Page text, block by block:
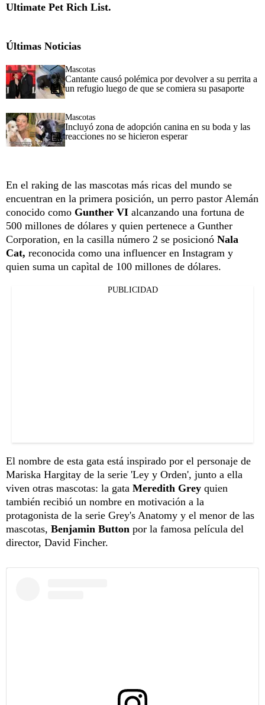
Ultimate Pet Rich List.
Últimas Noticias
Mascotas
Cantante causó polémica por devolver a su perrita a
un refugio luego de que se comiera su pasaporte
Mascotas
Incluyó zona de adopción canina en su boda y las
reacciones no se hicieron esperar
En el raking de las mascotas más ricas del mundo se
encuentran en la primera posición, un perro pastor Alemán
conocido como Gunther VI alcanzando una fortuna de
500 millones de dólares y quien pertenece a Gunther
Corporation, en la casilla número 2 se posicionó Nala
Cat, reconocida como una influencer en Instagram y
quien suma un capìtal de 100 millones de dólares.
PUBLICIDAD
El nombre de esta gata está inspirado por el personaje de
Mariska Hargitay de la serie 'Ley y Orden', junto a ella
viven otras mascotas: la gata Meredith Grey quien
también recibió un nombre en motivación a la
protagonista de la serie Grey's Anatomy y el menor de las
mascotas, Benjamin Button por la famosa película del
director, David Fincher.